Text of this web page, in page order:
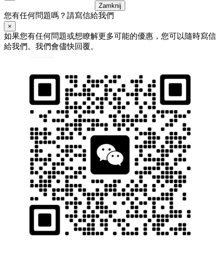
Zamknij
您有任何問題嗎？請寫信給我們
×
如果您有任何問題或想瞭解更多可能的優惠，您可以隨時寫信
給我們。我們會儘快回覆。